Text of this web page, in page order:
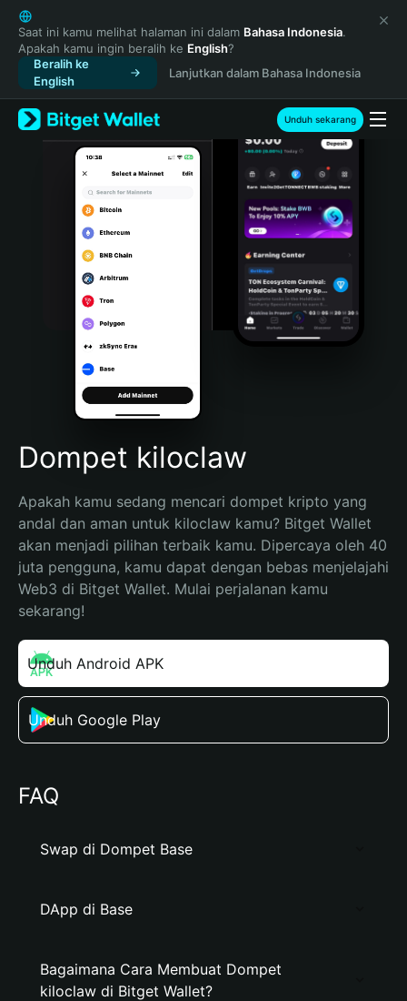
English
日本語
Tiếng Việt
Русский
Español (Latinoamérica)
Türkçe
Italiano
Português (Portugal)
Bahasa Indonesia
Português (Brasil)
Español (Argentina)
Saat ini kamu melihat halaman ini dalam Bahasa Indonesia.
Apakah kamu ingin beralih ke English?
Beralih ke
English
Lanjutkan dalam Bahasa Indonesia
Unduh sekarang
Dompet kiloclaw
Apakah kamu sedang mencari dompet kripto yang
andal dan aman untuk kiloclaw kamu? Bitget Wallet
akan menjadi pilihan terbaik kamu. Dipercaya oleh 40
juta pengguna, kamu dapat dengan bebas menjelajahi
Web3 di Bitget Wallet. Mulai perjalanan kamu
sekarang!
Unduh Android APK
Unduh Google Play
FAQ
Swap di Dompet Base
DApp di Base
Bagaimana Cara Membuat Dompet
kiloclaw di Bitget Wallet?